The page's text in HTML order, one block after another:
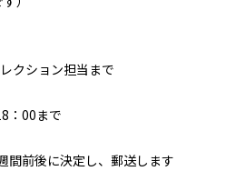
クション担当まで
：00まで
間前後に決定し、郵送します